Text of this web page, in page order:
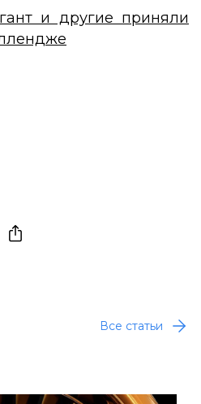
и другие приняли
Все статьи